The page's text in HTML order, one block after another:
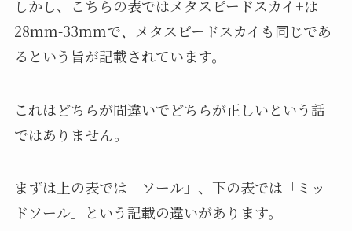
しかし、こちらの表ではメタスピードスカイ+は
28mm-33mmで、メタスピードスカイも同じであ
るという旨が記載されています。
これはどちらが間違いでどちらが正しいという話
ではありません。
まずは上の表では「ソール」、下の表では「ミッ
ドソール」という記載の違いがあります。